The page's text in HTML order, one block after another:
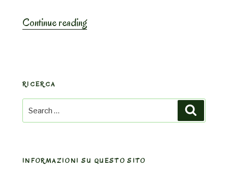
Continue reading“Monaco:
RICERCA
Search
for:
INFORMAZIONI SU QUESTO SITO